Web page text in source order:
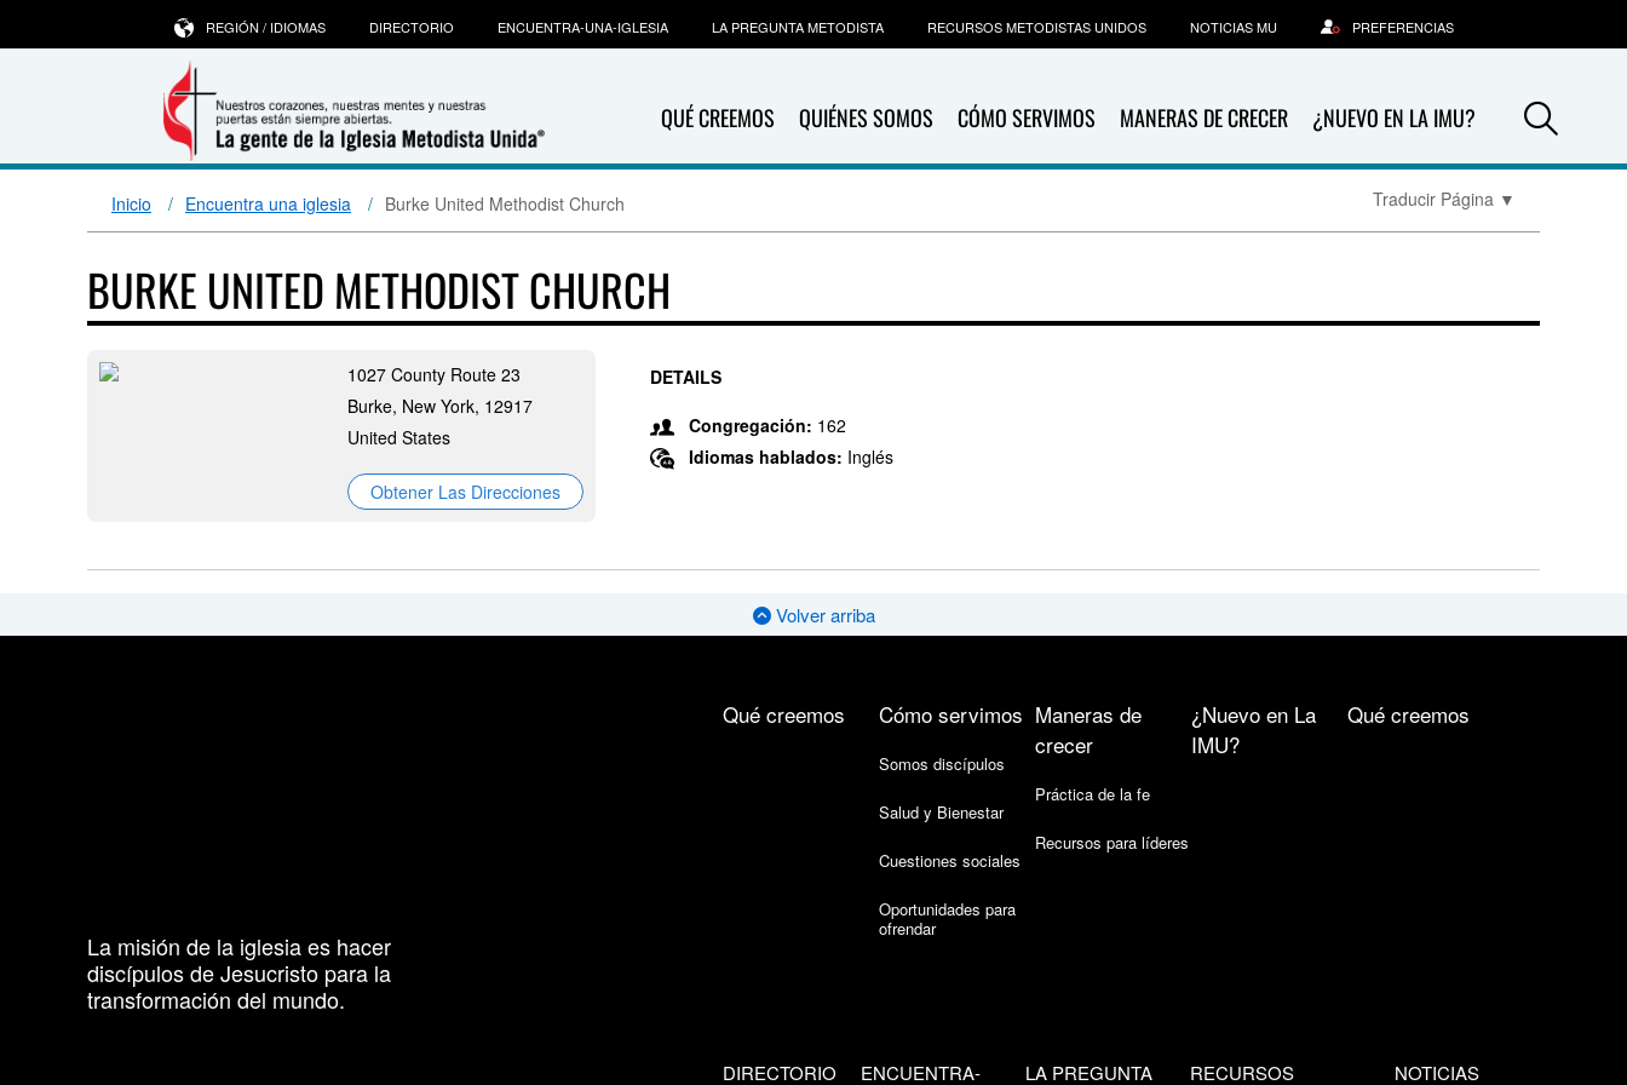
QUÉ CREEMOS QUIÉNES SOMOS CÓMO SERVIMOS MANERAS DE CRECER ¿NUEVO EN LA IMU?
REGIÓN / IDIOMAS DIRECTORIO ENCUENTRA-UNA-IGLESIA LA PREGUNTA METODISTA RECURSOS METODISTAS UNIDOS NOTICIAS MU PREFERENCIAS
Inicio Encuentra una iglesia Burke United Methodist Church Traducir Página ▼
BURKE UNITED METHODIST CHURCH
1027 County Route 23
Burke, New York, 12917
United States
Obtener Las Direcciones
DETAILS
Congregación: 162
Idiomas hablados: Inglés
Volver arriba
La misión de la iglesia es hacer
discípulos de Jesucristo para la
transformación del mundo.
Qué creemos Cómo servimos
Somos discípulos
Salud y Bienestar
Cuestiones sociales
Oportunidades para
ofrendar
Maneras de
crecer
Práctica de la fe
Recursos para líderes
¿Nuevo en La
IMU?
Qué creemos
DIRECTORIO
ENCUENTRA-
LA PREGUNTA
RECURSOS
NOTICIAS